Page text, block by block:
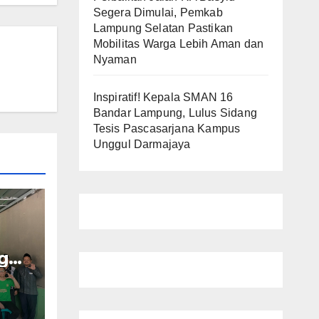
Segera Dimulai, Pemkab
Lampung Selatan Pastikan
Mobilitas Warga Lebih Aman dan
Nyaman
Inspiratif! Kepala SMAN 16
Bandar Lampung, Lulus Sidang
Tesis Pascasarjana Kampus
Unggul Darmajaya